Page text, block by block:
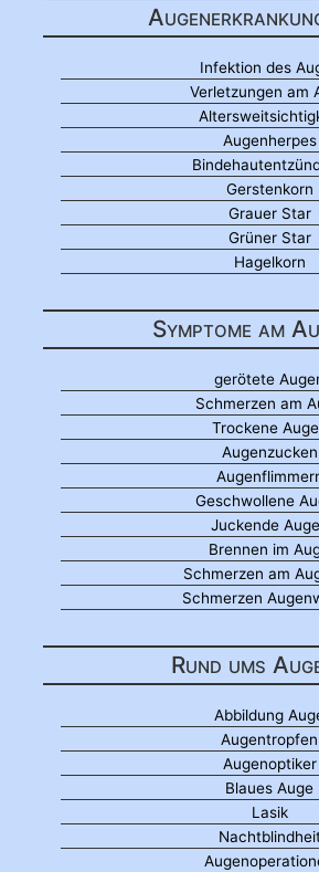
Infektion des
Verletzungen am
Augenherpes
Gerstenkorn
Grauer Star
Grüner Star
Hagelkorn
Symptome am
gerötete
Schmerzen am
Trockene
Augenzucken
Geschwollene
Juckende
Brennen im
Schmerzen am
Schmerzen
Rund ums
Abbildung
Augentropfen
Augenoptiker
Blaues Auge
Lasik